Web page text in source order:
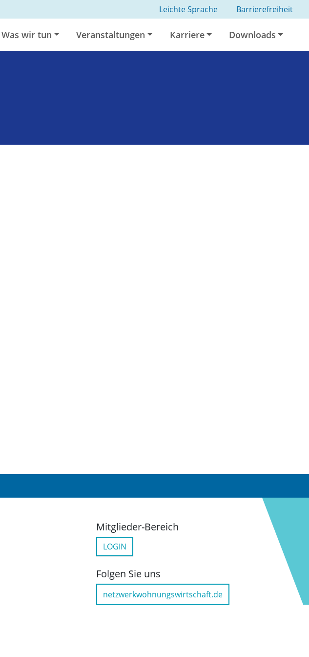
Leichte Sprache Barrierefreiheit
Was wir tun Veranstaltungen Karriere Downloads
Mitglieder-Bereich
LOGIN
Folgen Sie uns
netzwerkwohnungswirtschaft.de